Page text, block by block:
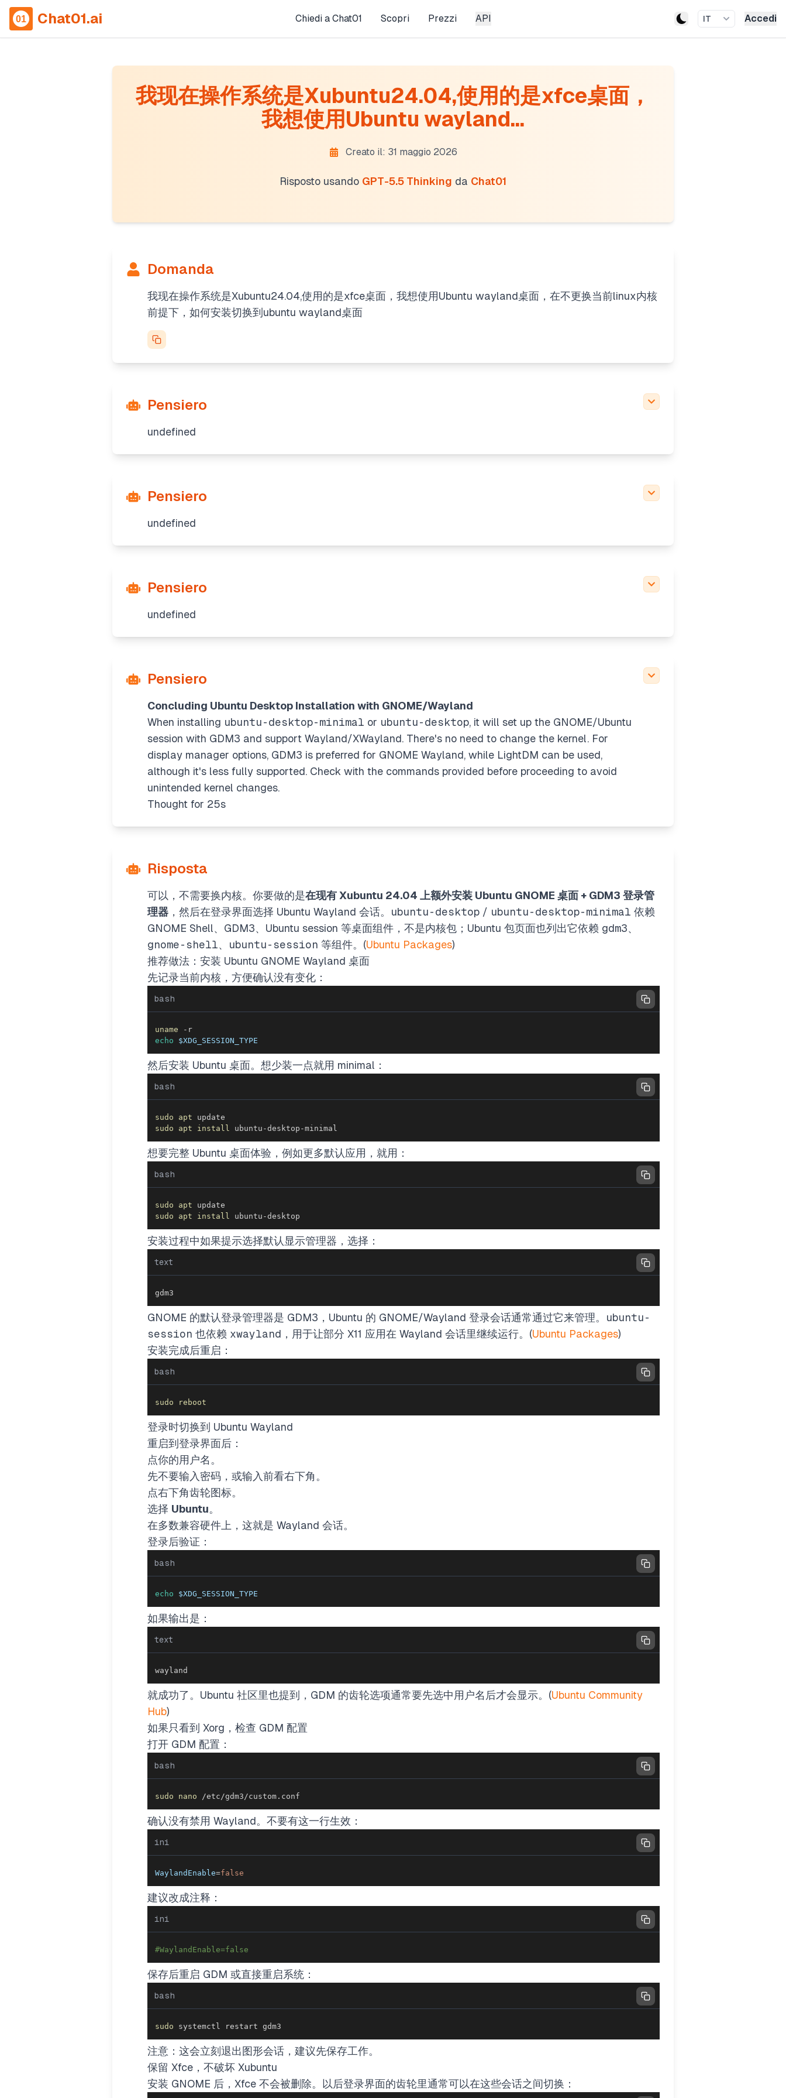
Chat01.ai Chiedi a Chat01 Scopri Prezzi API IT Accedi
我现在操作系统是Xubuntu24.04,使用的是xfce桌面，
我想使用Ubuntu wayland...
Creato il: 31 maggio 2026
Risposto usando GPT-5.5 Thinking da Chat01
Domanda
我现在操作系统是Xubuntu24.04,使用的是xfce桌面，我想使用Ubuntu wayland桌面，在不更换当前linux内核
前提下，如何安装切换到ubuntu wayland桌面
Pensiero
undefined
Pensiero
undefined
Pensiero
undefined
Pensiero
Concluding Ubuntu Desktop Installation with GNOME/Wayland
When installing ubuntu-desktop-minimal or ubuntu-desktop, it will set up the GNOME/Ubuntu
session with GDM3 and support Wayland/XWayland. There's no need to change the kernel. For
display manager options, GDM3 is preferred for GNOME Wayland, while LightDM can be used,
although it's less fully supported. Check with the commands provided before proceeding to avoid
unintended kernel changes.
Thought for 25s
Risposta
可以，不需要换内核。你要做的是在现有 Xubuntu 24.04 上额外安装 Ubuntu GNOME 桌面 + GDM3 登录管
理器 ，然后在登录界面选择 Ubuntu Wayland 会话。 ubuntu-desktop / ubuntu-desktop-minimal 依赖
GNOME Shell、GDM3、Ubuntu session 等桌面组件，不是内核包；Ubuntu 包页面也列出它依赖 gdm3、
gnome-shell、 ubuntu-session 等组件。(Ubuntu Packages)
推荐做法：安装 Ubuntu GNOME Wayland 桌面
先记录当前内核，方便确认没有变化：
bash
uname
echo
$XDG_SESSION_TYPE
然后安装 Ubuntu 桌面。想少装一点就用 minimal：
bash
sudo apt
sudo
apt install ubuntu-desktop-minimal
想要完整 Ubuntu 桌面体验，例如更多默认应用，就用：
bash
sudo apt
sudo
apt install ubuntu-desktop
安装过程中如果提示选择默认显示管理器，选择：
text
gdm3
GNOME 的默认登录管理器是 GDM3，Ubuntu 的 GNOME/Wayland 登录会话通常通过它来管理。 ubuntu-
session 也依赖 xwayland ，用于让部分 X11 应用在 Wayland 会话里继续运行。(Ubuntu Packages)
安装完成后重启：
bash
sudo reboot
登录时切换到 Ubuntu Wayland
重启到登录界面后：
点你的用户名。
先不要输入密码，或输入前看右下角。
点右下角齿轮图标。
选择 Ubuntu。
在多数兼容硬件上，这就是 Wayland 会话。
登录后验证：
bash
echo $XDG_SESSION_TYPE
如果输出是：
text
wayland
就成功了。Ubuntu 社区里也提到，GDM 的齿轮选项通常要先选中用户名后才会显示。(Ubuntu Community
Hub)
如果只看到 Xorg，检查 GDM 配置
打开 GDM 配置：
bash
sudo nano /etc/gdm3/custom.conf
确认没有禁用 Wayland。不要有这一行生效：
ini
WaylandEnable=false
建议改成注释：
ini
#WaylandEnable=false
保存后重启 GDM 或直接重启系统：
bash
sudo systemctl restart gdm3
注意：这会立刻退出图形会话，建议先保存工作。
保留 Xfce，不破坏 Xubuntu
安装 GNOME 后，Xfce 不会被删除。以后登录界面的齿轮里通常可以在这些会话之间切换：